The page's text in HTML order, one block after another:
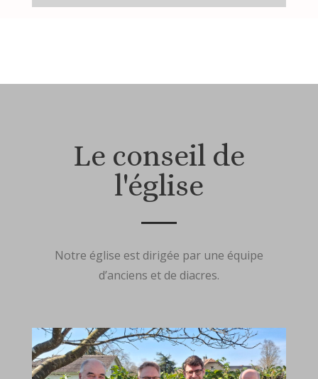
Le conseil de
l'église
Notre église est dirigée par une équipe
d’anciens et de diacres.